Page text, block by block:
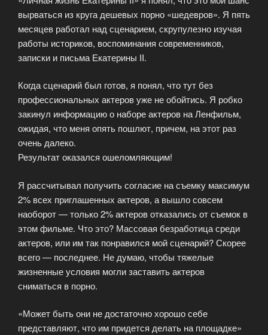
вырваться из круга дешевых порно «шедевров». Я пять
месяцев работал над сценарием, скрупулезно изучая
работы историков, воспоминания современников,
записки и письма Екатерины II.
Когда сценарий был готов, я понял, что тут без
профессиональных актеров уже не обойтись. Я робко
закинул информацию о наборе актеров на Ленфильм,
ожидая, что меня опять пошлют, причем, на этот раз
очень далеко.
Результат оказался ошеломляющим!
Я рассчитывал получить согласие на съемку максимум
2% всех приглашенных актеров, а вышло совсем
наоборот — только 2% актеров отказались от съемок в
этом фильме. Что это? Массовая безработица среди
актеров, или им так понравился мой сценарий? Скорее
всего — последнее. Не думаю, чтобы тяжелые
жизненные условия могли заставить актеров
сниматься в порно.
«Может быть они не достаточно хорошо себе
представляют, что им придется делать на площадке»